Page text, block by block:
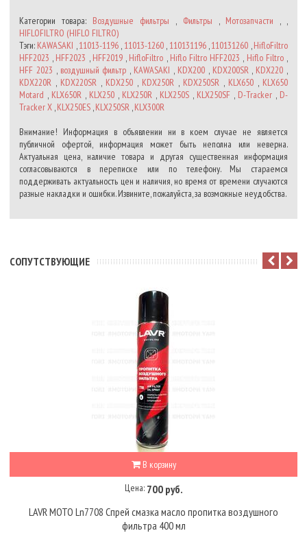
Категории товара: Воздушные фильтры , Фильтры , Мотозапчасти , ,
HIFLOFILTRO (HIFLO FILTRO)
Тэги: KAWASAKI ,11013-1196 , 11013-1260, 110131196,110131260 ,HifloFiltro
HFF2023 , HFF2023 , HFF2019, HifloFiltro , Hiflo Filtro HFF2023 , Hiflo Filtro,
HFF 2023 , воздушный фильтр , KAWASAKI , KDX200, KDX200SR, KDX220 ,
KDX220R , KDX220SR , KDX250 , KDX250R , KDX250SR , KLX650 , KLX650
Motard , KLX650R , KLX250 , KLX250R , KLX250S , KLX250SF , D-Tracker , D-
Tracker X ,KLX250ES ,KLX250SR ,KLX300R
Внимание! Информация в объявлении ни в коем случае не является
публичной офертой, информация может быть неполна или неверна.
Актуальная цена, наличие товара и другая существенная информация
согласовываются в переписке или по телефону. Мы стараемся
поддерживать актуальность цен и наличия, но время от времени случаются
разные накладки и ошибки. Извините, пожалуйста, за возможные неудобства.
CОПУТСТВУЮЩИЕ
В корзину
Цена: 700 руб.
LAVR MOTO Ln7708 Спрей смазка масло пропитка воздушного
фильтра 400 мл